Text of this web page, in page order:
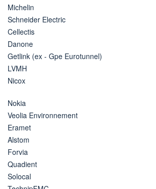
Michelin
Schneider Electric
Cellectis
Danone
Getlink (ex - Gpe Eurotunnel)
LVMH
Nicox
Nokia
Veolia Environnement
Eramet
Alstom
Forvia
Quadient
Solocal